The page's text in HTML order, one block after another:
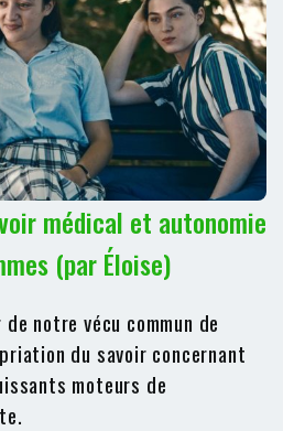
médical et autonomie
(par Éloise)
notre vécu commun de
du savoir concernant
moteurs de